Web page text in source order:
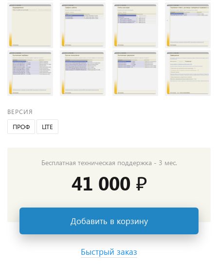
ВЕРСИЯ
ПРОФ
LITE
Бесплатная техническая поддержка - 3 мес.
41 000 ₽
Добавить в корзину
Быстрый заказ